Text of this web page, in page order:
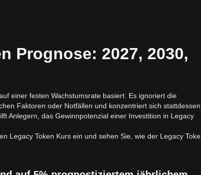
Prognose: 2027, 2030,
einer festen Wachstumsrate basiert. Es ignoriert die
Faktoren oder Notfällen und konzentriert sich stattdessen
Anlegern, das Gewinnpotenzial einer Investition in Legacy
Legacy Token Kurs ein und sehen Sie, wie der Legacy